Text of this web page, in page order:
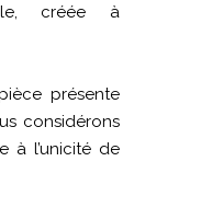
créée à
présente
considérons
à l’unicité de